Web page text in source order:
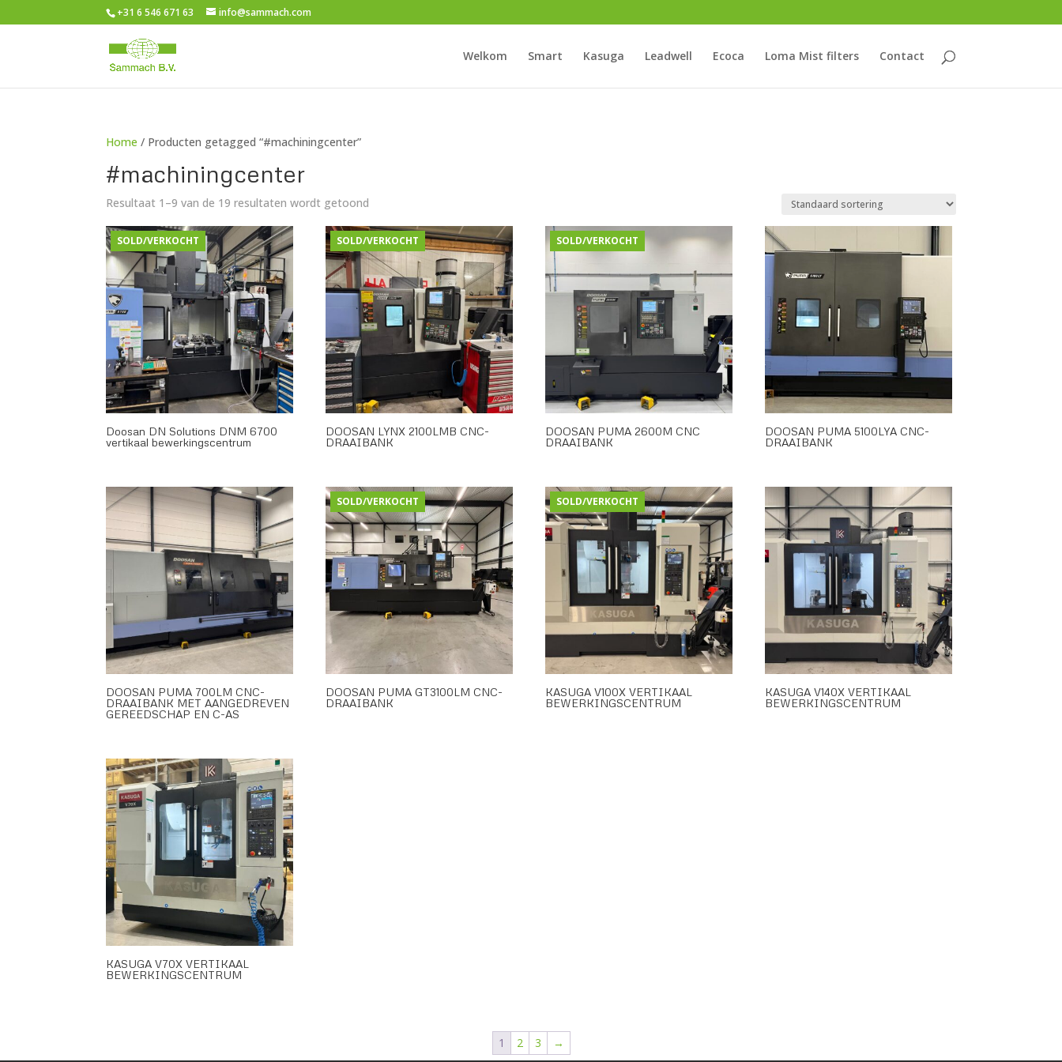
+31 6 546 671 63 info@sammach.com
Welkom Smart Kasuga Leadwell Ecoca Loma Mist filters Contact
Home / Producten getagged “#machiningcenter”
#machiningcenter
Resultaat 1–9 van de 19 resultaten wordt getoond
SOLD/VERKOCHT
Doosan DN Solutions DNM 6700
vertikaal bewerkingscentrum
SOLD/VERKOCHT
DOOSAN LYNX 2100LMB CNC-
DRAAIBANK
SOLD/VERKOCHT
DOOSAN PUMA 2600M CNC
DRAAIBANK
DOOSAN PUMA 5100LYA CNC-
DRAAIBANK
DOOSAN PUMA 700LM CNC-
DRAAIBANK MET AANGEDREVEN
GEREEDSCHAP EN C-AS
SOLD/VERKOCHT
DOOSAN PUMA GT3100LM CNC-
DRAAIBANK
SOLD/VERKOCHT
KASUGA V100X VERTIKAAL
BEWERKINGSCENTRUM
KASUGA V140X VERTIKAAL
BEWERKINGSCENTRUM
KASUGA V70X VERTIKAAL
BEWERKINGSCENTRUM
1 2 3 →